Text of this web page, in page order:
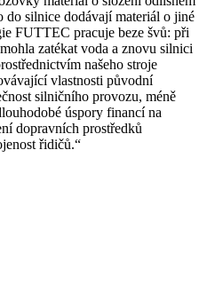
silnice dodávají materiál o jiné
FUTTEC pracuje beze švů: při
zatékat voda a znovu silnici
našeho stroje
vlastnosti původní
silničního provozu, méně
úspory financí na
dopravních prostředků
řidičů.“